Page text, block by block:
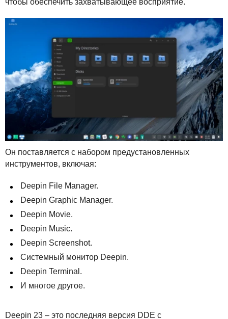
чтобы обеспечить захватывающее восприятие.
Он поставляется с набором предустановленных
инструментов, включая:
Deepin File Manager.
Deepin Graphic Manager.
Deepin Movie.
Deepin Music.
Deepin Screenshot.
Системный монитор Deepin.
Deepin Terminal.
И многое другое.
Deepin 23 – это последняя версия DDE с